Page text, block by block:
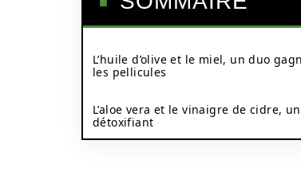
L’huile d’olive et le miel, un duo
les pellicules
L’aloe vera et le vinaigre de cidre,
détoxifiant